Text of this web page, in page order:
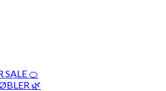
SALE 🍊
🌿